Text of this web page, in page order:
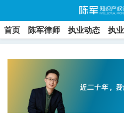
首页 陈军律师 执业动态 执